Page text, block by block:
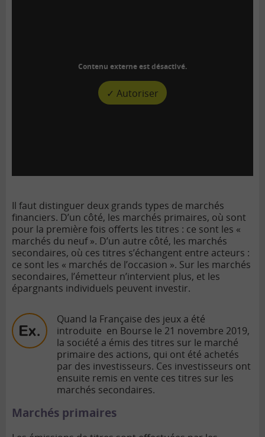
Contenu externe est désactivé.
✓ Autoriser
Il faut distinguer deux grands types de marchés
financiers. D’un côté, les marchés primaires, où sont
pour la première fois offerts les titres : ce sont les «
marchés du neuf ». D’un autre côté, les marchés
secondaires, où ces titres s’échangent entre acteurs :
ce sont les « marchés de l’occasion ». Sur les marchés
secondaires, l’émetteur n’intervient plus, et les
épargnants individuels peuvent investir.
Quand la Française des jeux a été
introduite en Bourse le 21 novembre 2019,
la société a émis des titres sur le marché
primaire des actions, qui ont été achetés
par des investisseurs. Ces investisseurs ont
ensuite remis en vente ces titres sur les
marchés secondaires.
Marchés primaires